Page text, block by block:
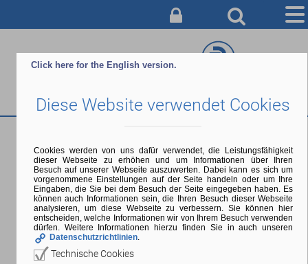
CAMPUS
ÜBER UNS
Prüfungswochen
Beginn:10.08.2026, 00:00 Uhr |Ende:30.08.2026, 23:59 Uhr
Klausuren und mündliche Prüfungen
Click here for the English version.
Diese Website verwendet Cookies
Cookies werden von uns dafür verwendet, die Leistungsfähigkeit
dieser Webseite zu erhöhen und um Informationen über Ihren
Besuch auf unserer Webseite auszuwerten. Dabei kann es sich um
vorgenommene Einstellungen auf der Seite handeln oder um Ihre
Eingaben, die Sie bei dem Besuch der Seite eingegeben haben. Es
können auch Informationen sein, die Ihren Besuch dieser Webseite
analysieren, um diese Webseite zu verbessern. Sie können hier
entscheiden, welche Informationen wir von Ihrem Besuch verwenden
dürfen. Weitere Informationen hierzu finden Sie in auch unseren
Datenschutzrichtlinien.
Technische Cookies